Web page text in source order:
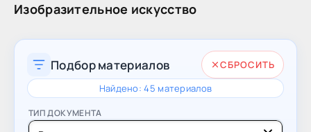
Изобразительное искусство
Подбор материалов
Найдено: 45 материалов
СБРОСИТЬ
ТИП ДОКУМЕНТА